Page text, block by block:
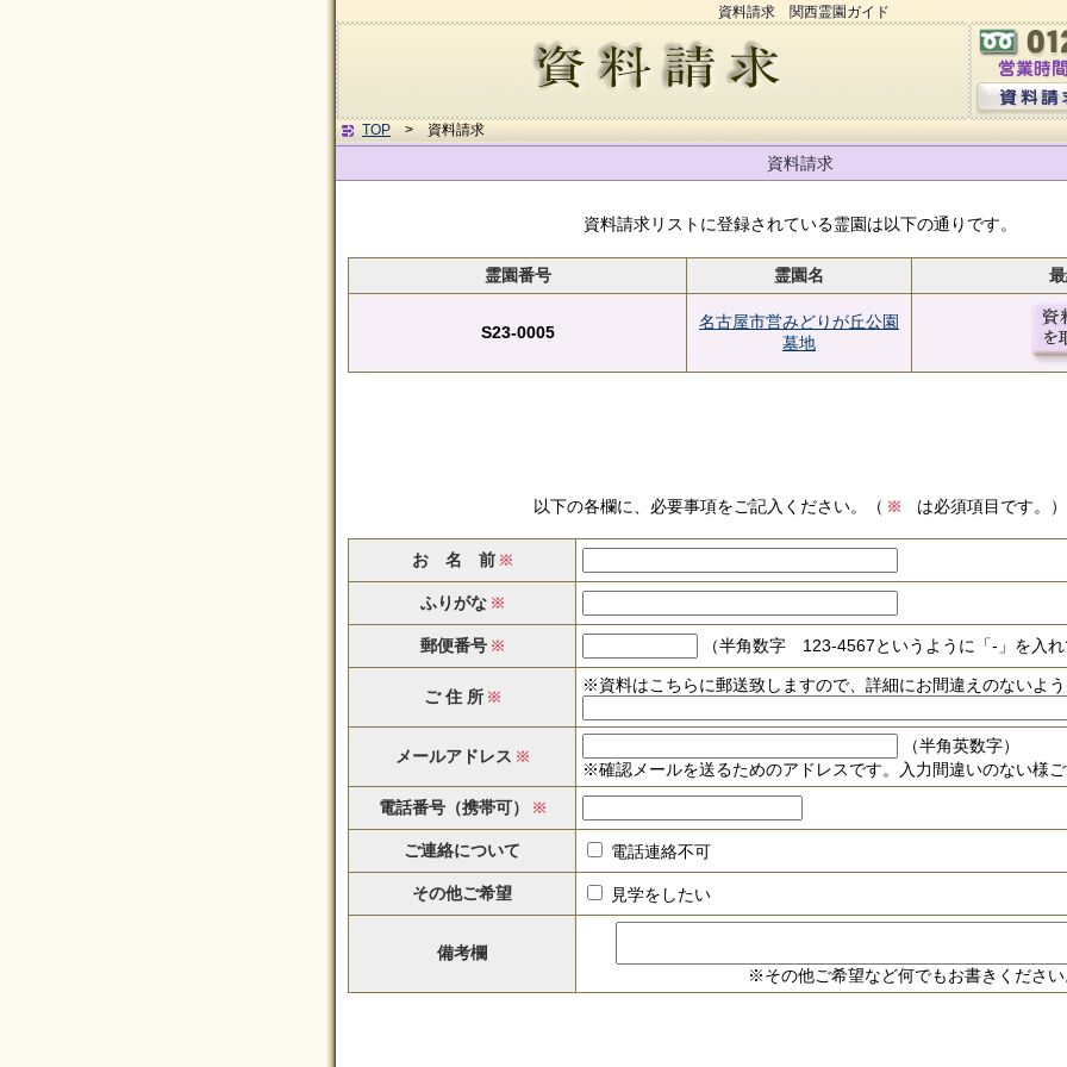
資料請求 関西霊園ガイド
TOP > 資料請求
資料請求
資料請求リストに登録されている霊園は以下の通りです。
霊園番号 霊園名
S23-0005
名古屋市営みどりが丘公園
墓地
以下の各欄に、必要事項をご記入ください。（ は必須項目です。）
お 名 前
ふりがな
郵便番号 （半角数字 123-4567というように「-」を入
ご 住 所
※資料はこちらに郵送致しますので、詳細にお間違えのないよ
メールアドレス
（半角英数字）
※確認メールを送るためのアドレスです。入力間違いのない様
電話番号（携帯可）
ご連絡について 電話連絡不可
その他ご希望 見学をしたい
備考欄
※その他ご希望など何でもお書きください